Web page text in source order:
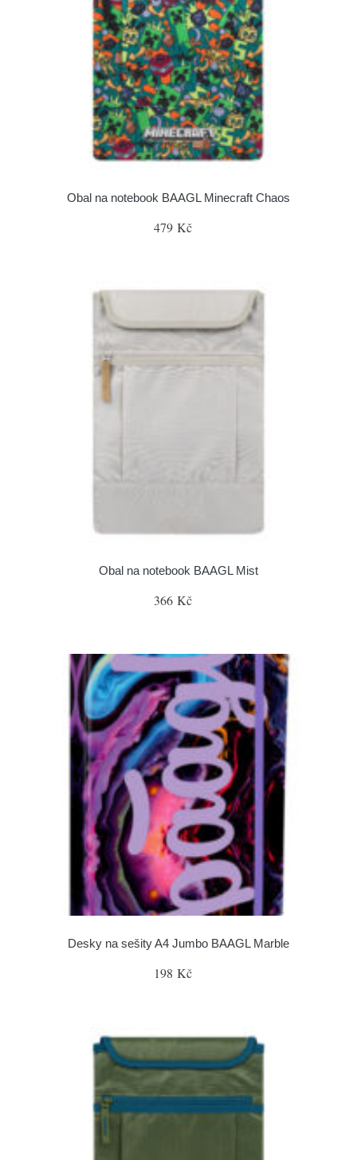
Obal na notebook BAAGL Minecraft Chaos
479 Kč
Obal na notebook BAAGL Mist
366 Kč
Desky na sešity A4 Jumbo BAAGL Marble
198 Kč